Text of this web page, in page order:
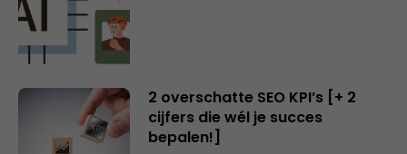
2 overschatte SEO KPI’s [+ 2
cijfers die wél je succes
bepalen!]